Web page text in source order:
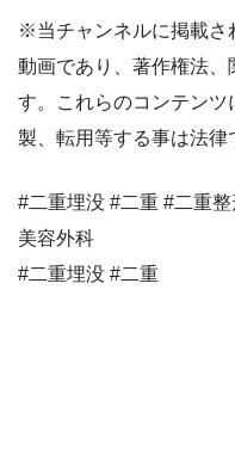
※当チャンネルに掲載さ
動画であり、著作権法、
す。これらのコンテン
製、転用等する事は法律
#二重埋没 #二重 #二重
美容外科
#二重埋没 #二重